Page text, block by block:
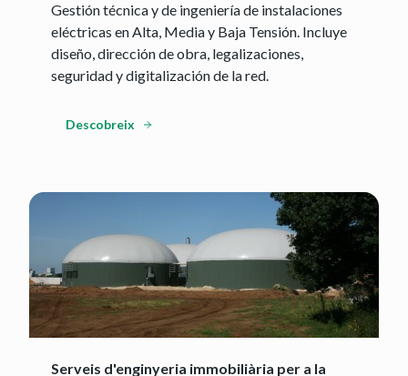
Gestión técnica y de ingeniería de instalaciones
eléctricas en Alta, Media y Baja Tensión. Incluye
diseño, dirección de obra, legalizaciones,
seguridad y digitalización de la red.
Descobreix
Serveis d'enginyeria immobiliària per a la